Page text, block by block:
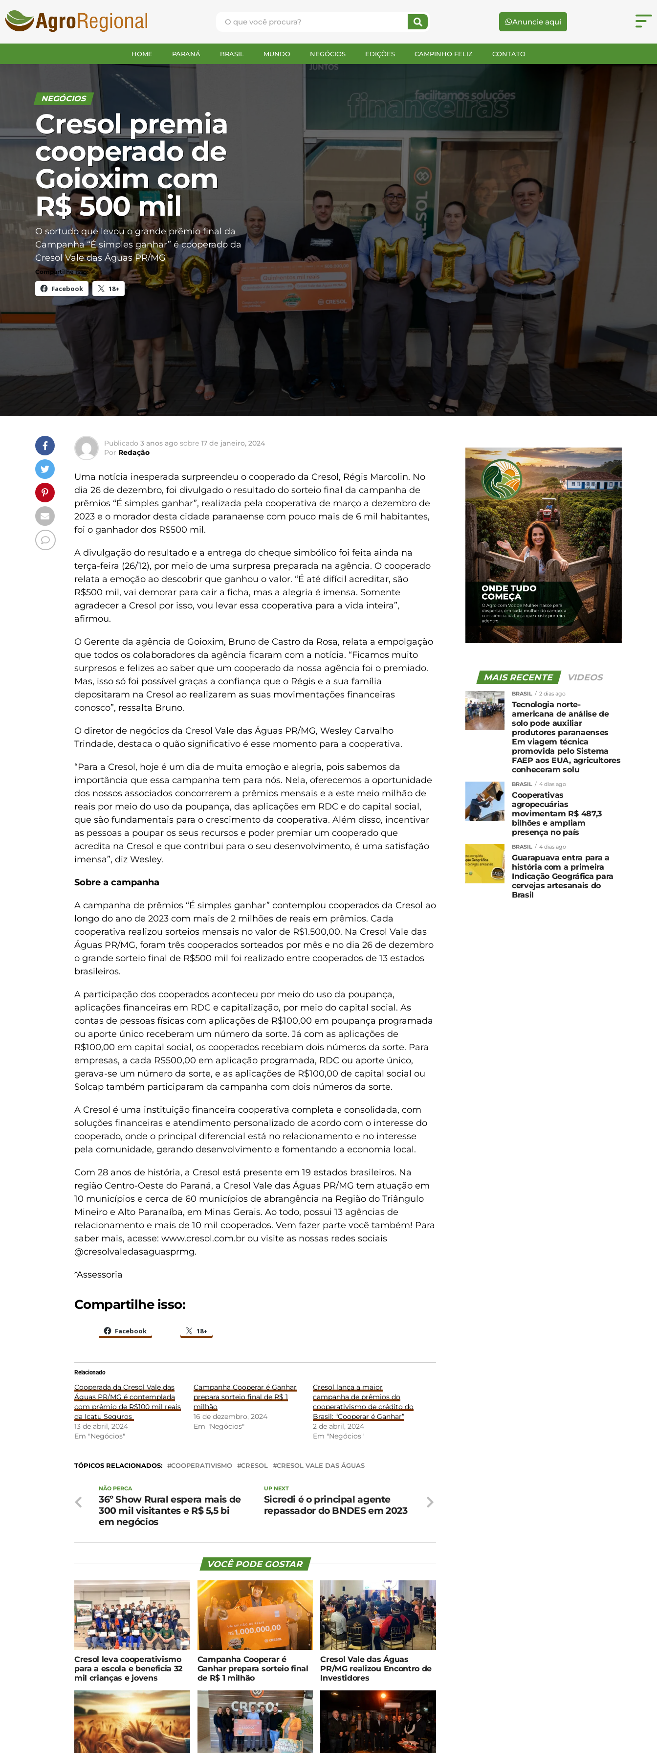
Anuncie aqui
HOME PARANÁ BRASIL MUNDO NEGÓCIOS EDIÇÕES CAMPINHO FELIZ CONTATO
NEGÓCIOS
Cresol premia
cooperado de
Goioxim com
R$ 500 mil
O sortudo que levou o grande prêmio final da
Campanha “É simples ganhar” é cooperado da
Cresol Vale das Águas PR/MG
Compartilhe isso:
Facebook 18+
Publicado 3 anos ago sobre 17 de janeiro, 2024
Por Redação
Uma notícia inesperada surpreendeu o cooperado da Cresol, Régis Marcolin. No
dia 26 de dezembro, foi divulgado o resultado do sorteio final da campanha de
prêmios “É simples ganhar”, realizada pela cooperativa de março a dezembro de
2023 e o morador desta cidade paranaense com pouco mais de 6 mil habitantes,
foi o ganhador dos R$500 mil.
A divulgação do resultado e a entrega do cheque simbólico foi feita ainda na
terça-feira (26/12), por meio de uma surpresa preparada na agência. O cooperado
relata a emoção ao descobrir que ganhou o valor. “É até difícil acreditar, são
R$500 mil, vai demorar para cair a ficha, mas a alegria é imensa. Somente
agradecer a Cresol por isso, vou levar essa cooperativa para a vida inteira”,
afirmou.
O Gerente da agência de Goioxim, Bruno de Castro da Rosa, relata a empolgação
que todos os colaboradores da agência ficaram com a notícia. “Ficamos muito
surpresos e felizes ao saber que um cooperado da nossa agência foi o premiado.
Mas, isso só foi possível graças a confiança que o Régis e a sua família
depositaram na Cresol ao realizarem as suas movimentações financeiras
conosco”, ressalta Bruno.
O diretor de negócios da Cresol Vale das Águas PR/MG, Wesley Carvalho
Trindade, destaca o quão significativo é esse momento para a cooperativa.
“Para a Cresol, hoje é um dia de muita emoção e alegria, pois sabemos da
importância que essa campanha tem para nós. Nela, oferecemos a oportunidade
dos nossos associados concorrerem a prêmios mensais e a este meio milhão de
reais por meio do uso da poupança, das aplicações em RDC e do capital social,
que são fundamentais para o crescimento da cooperativa. Além disso, incentivar
as pessoas a poupar os seus recursos e poder premiar um cooperado que
acredita na Cresol e que contribui para o seu desenvolvimento, é uma satisfação
imensa”, diz Wesley.
Sobre a campanha
A campanha de prêmios “É simples ganhar” contemplou cooperados da Cresol ao
longo do ano de 2023 com mais de 2 milhões de reais em prêmios. Cada
cooperativa realizou sorteios mensais no valor de R$1.500,00. Na Cresol Vale das
Águas PR/MG, foram três cooperados sorteados por mês e no dia 26 de dezembro
o grande sorteio final de R$500 mil foi realizado entre cooperados de 13 estados
brasileiros.
A participação dos cooperados aconteceu por meio do uso da poupança,
aplicações financeiras em RDC e capitalização, por meio do capital social. As
contas de pessoas físicas com aplicações de R$100,00 em poupança programada
ou aporte único receberam um número da sorte. Já com as aplicações de
R$100,00 em capital social, os cooperados recebiam dois números da sorte. Para
empresas, a cada R$500,00 em aplicação programada, RDC ou aporte único,
gerava-se um número da sorte, e as aplicações de R$100,00 de capital social ou
Solcap também participaram da campanha com dois números da sorte.
A Cresol é uma instituição financeira cooperativa completa e consolidada, com
soluções financeiras e atendimento personalizado de acordo com o interesse do
cooperado, onde o principal diferencial está no relacionamento e no interesse
pela comunidade, gerando desenvolvimento e fomentando a economia local.
Com 28 anos de história, a Cresol está presente em 19 estados brasileiros. Na
região Centro-Oeste do Paraná, a Cresol Vale das Águas PR/MG tem atuação em
10 municípios e cerca de 60 municípios de abrangência na Região do Triângulo
Mineiro e Alto Paranaíba, em Minas Gerais. Ao todo, possui 13 agências de
relacionamento e mais de 10 mil cooperados. Vem fazer parte você também! Para
saber mais, acesse: www.cresol.com.br ou visite as nossas redes sociais
@cresolvaledasaguasprmg.
*Assessoria
Compartilhe isso:
Facebook 18+
Relacionado
Cooperada da Cresol Vale das
Águas PR/MG é contemplada
com prêmio de R$100 mil reais
da Icatu Seguros
13 de abril, 2024
Em "Negócios"
Campanha Cooperar é Ganhar
prepara sorteio final de R$ 1
milhão
16 de dezembro, 2024
Em "Negócios"
Cresol lança a maior
campanha de prêmios do
cooperativismo de crédito do
Brasil: “Cooperar é Ganhar”
2 de abril, 2024
Em "Negócios"
TÓPICOS RELACIONADOS: COOPERATIVISMO CRESOL CRESOL VALE DAS ÁGUAS
UP NEXT
Sicredi é o principal agente
repassador do BNDES em 2023
NÃO PERCA
36º Show Rural espera mais de
300 mil visitantes e R$ 5,5 bi
em negócios
VOCÊ PODE GOSTAR
Cresol leva cooperativismo
para a escola e beneficia 32
mil crianças e jovens
Campanha Cooperar é
Ganhar prepara sorteio final
de R$ 1 milhão
Cresol Vale das Águas
PR/MG realizou Encontro de
Investidores
MAIS RECENTE VIDEOS
BRASIL 2 dias ago
Tecnologia norte-
americana de análise de
solo pode auxiliar
produtores paranaenses
Em viagem técnica
promovida pelo Sistema
FAEP aos EUA, agricultores
conheceram solu
BRASIL 4 dias ago
Cooperativas
agropecuárias
movimentam R$ 487,3
bilhões e ampliam
presença no país
BRASIL 4 dias ago
Guarapuava entra para a
história com a primeira
Indicação Geográfica para
cervejas artesanais do
Brasil